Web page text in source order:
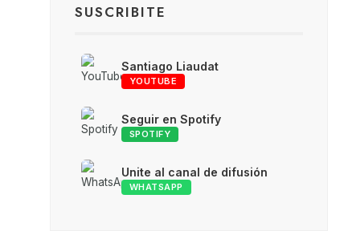
SUSCRIBITE
Santiago Liaudat
YOUTUBE
Seguir en Spotify
SPOTIFY
Unite al canal de difusión
WHATSAPP